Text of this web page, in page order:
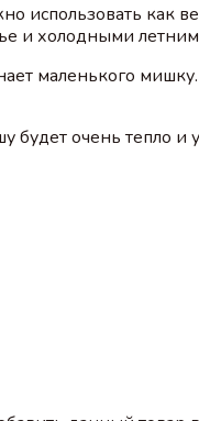
использовать как
и холодными
маленького
будет очень тепло и